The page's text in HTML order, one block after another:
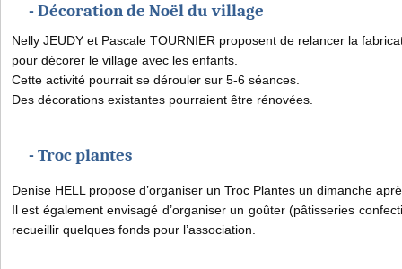
- Décoration de Noël du village
Nelly JEUDY et Pascale TOURNIER proposent de relancer la
pour décorer le village avec les enfants.
Cette activité pourrait se dérouler sur 5-6 séances.
Des décorations existantes pourraient être rénovées.
- Troc plantes
Denise HELL propose d’organiser un Troc Plantes un dimanche
Il est également envisagé d’organiser un goûter (pâtisseries
recueillir quelques fonds pour l’association.